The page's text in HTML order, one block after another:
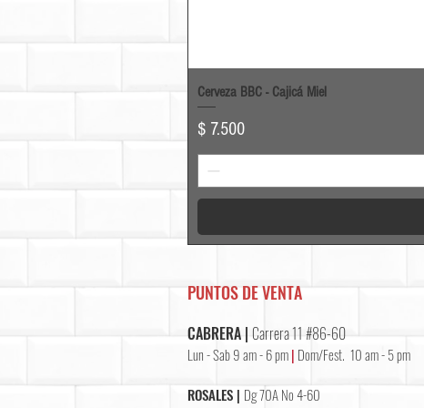
Cerveza BBC - Cajicá Miel
Precio
$ 7.500
PUNTOS DE VENTA
CABRERA | Carrera 11 #86-60
Lun - Sab 9 am - 6 pm| Dom/Fest. 10 am - 5 pm
ROSALES | Dg 70A No 4-60